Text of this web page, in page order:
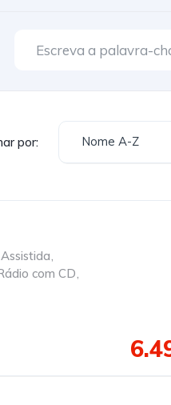
por: Nome A-Z
,
com CD,